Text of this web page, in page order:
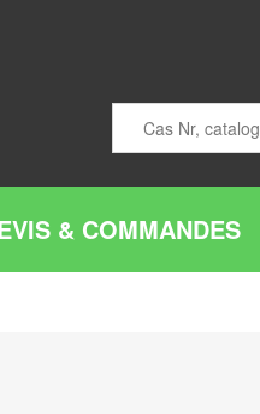
& COMMANDES